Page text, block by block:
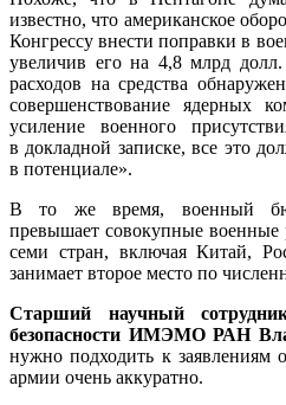
известно, что американское
Конгрессу внести поправки в
увеличив его на 4,8 млрд
расходов на средства
совершенствование ядерных
усиление военного
в докладной записке, все это
в потенциале».
В то же время, военный
превышает совокупные
семи стран, включая Китай,
занимает второе место по
Старший научный
безопасности ИМЭМО РАН
нужно подходить к заявлениям
армии очень аккуратно.